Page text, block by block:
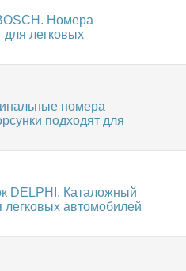
Номера
для легковых
номера
подходят для
DELPHI. Каталожный
автомобилей